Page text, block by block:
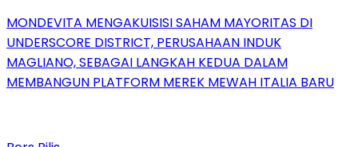
MONDEVITA MENGAKUISISI SAHAM MAYORITAS DI
UNDERSCORE DISTRICT, PERUSAHAAN INDUK
MAGLIANO, SEBAGAI LANGKAH KEDUA DALAM
MEMBANGUN PLATFORM MEREK MEWAH ITALIA BARU